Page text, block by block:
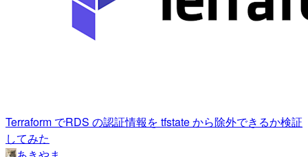
Terraform でRDS の認証情報を tfstate から除外できるか検証
してみた